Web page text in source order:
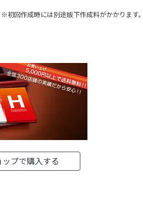
※初回作成時には別途版下作成料がかかります。
プで購入する